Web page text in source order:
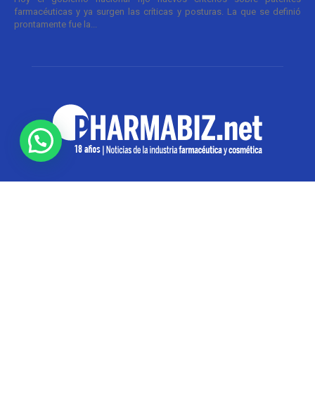
farmacéuticas y ya surgen las críticas y posturas. La que se definió
prontamente fue la...